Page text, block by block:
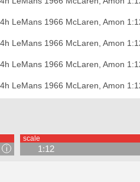
scale
1:12